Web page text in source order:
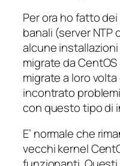
Per ora ho fatto
banali (server NTP
alcune
migrate da
migrate a loro
incontrato
con questo tipo di
E’ normale che
vecchi kernel